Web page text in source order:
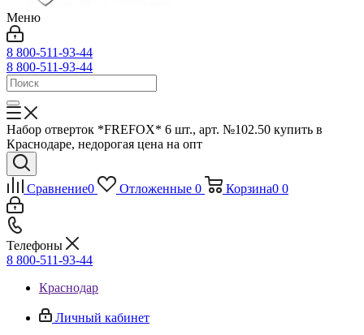
Меню
8 800-511-93-44
8 800-511-93-44
Набор отверток *FREFOX* 6 шт., арт. №102.50 купить в
Краснодаре, недорогая цена на опт
Сравнение0 Отложенные 0 Корзина0 0
Телефоны
8 800-511-93-44
Краснодар
Личный кабинет